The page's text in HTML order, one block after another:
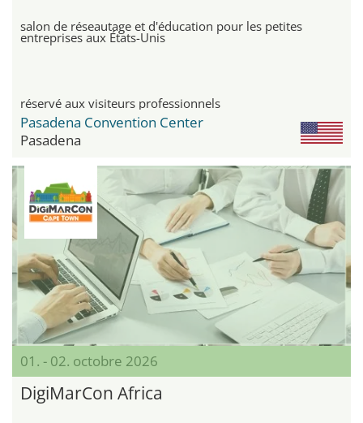
salon de réseautage et d'éducation pour les petites
entreprises aux États-Unis
réservé aux visiteurs professionnels
Pasadena Convention Center
Pasadena
01. - 02. octobre 2026
DigiMarCon Africa